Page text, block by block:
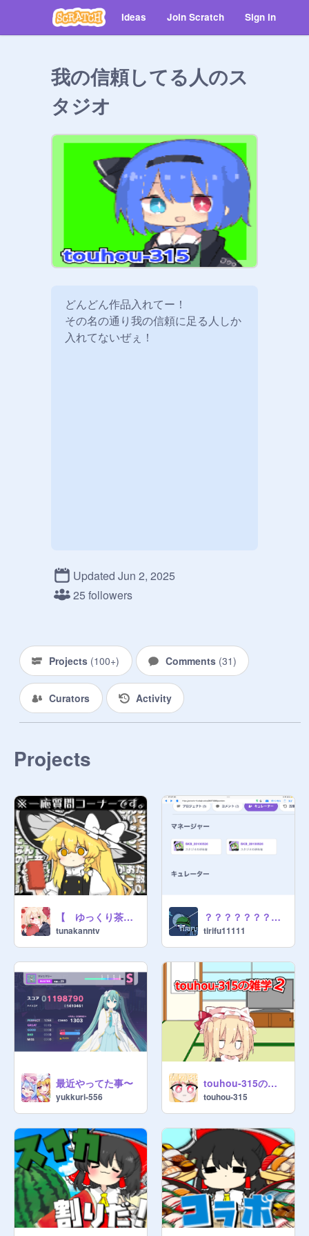
Ideas Join Scratch Sign in
我の信頼してる人のス
タジオ
どんどん作品入れてー！
その名の通り我の信頼に足る人しか
入れてないぜぇ！
Updated Jun 2, 2025
25 followers
Projects (100+) Comments (31)
Curators Activity
Projects
【 ゆっくり茶番 】質問募集だ〜！！！！！！！
tunakanntv
？？？？？？？？？？？？？？？？？？？？？？？？？？？
tirifu11111
最近やってた事〜
yukkuri-556
touhou-315の雑学2
touhou-315